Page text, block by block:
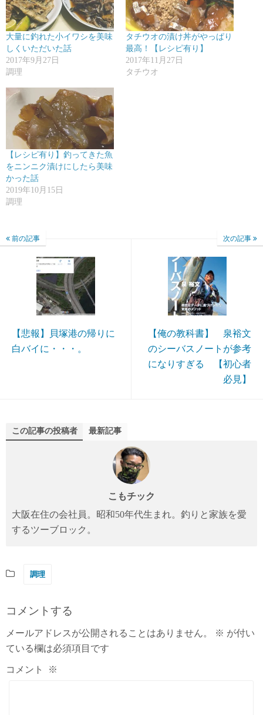
大量に釣れた小イワシを美味
しくいただいた話
2017年9月27日
調理
タチウオの漬け丼がやっぱり
最高！【レシピ有り】
2017年11月27日
タチウオ
【レシピ有り】釣ってきた魚
をニンニク漬けにしたら美味
かった話
2019年10月15日
調理
前の記事
【悲報】貝塚港の帰りに
白バイに・・・。
次の記事
【俺の教科書】 泉裕文
のシーバスノートが参考
になりすぎる 【初心者
必見】
この記事の投稿者 最新記事
こもチック
大阪在住の会社員。昭和50年代生まれ。釣りと家族を愛
するツーブロック。
調理
コメントする
メールアドレスが公開されることはありません。 ※ が付い
ている欄は必須項目です
コメント ※